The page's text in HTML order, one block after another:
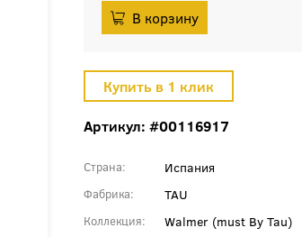
Артикул: #00116917
Страна Испания
Фабрика TAU
Коллекция Walmer (must By Tau)